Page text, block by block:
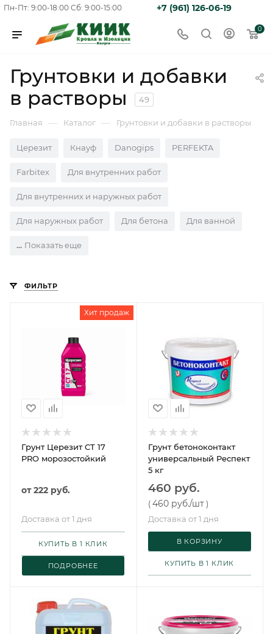
Пн-Пт: 9:00-18:00 Сб: 9:00-15:00 +7 (961) 126-06-19
0
Грунтовки и добавки
в растворы
49
Главная — Каталог — Грунтовки и добавки в растворы
Церезит Кнауф Danogips PERFEKTA
Farbitex Для внутренних работ
Для внутренних и наружных работ
Для наружных работ Для бетона Для ванной
Показать еще
ФИЛЬТР
Хит продаж
Грунт Церезит CT 17
PRO морозостойкий
от222 руб.
Доставка от 1 дня
ПОДРОБНЕЕ
КУПИТЬ В 1 КЛИК
Грунт бетоноконтакт
универсальный Респект
5 кг
460 руб.
(460 руб./шт )
Доставка от 1 дня
В КОРЗИНУ
КУПИТЬ В 1 КЛИК